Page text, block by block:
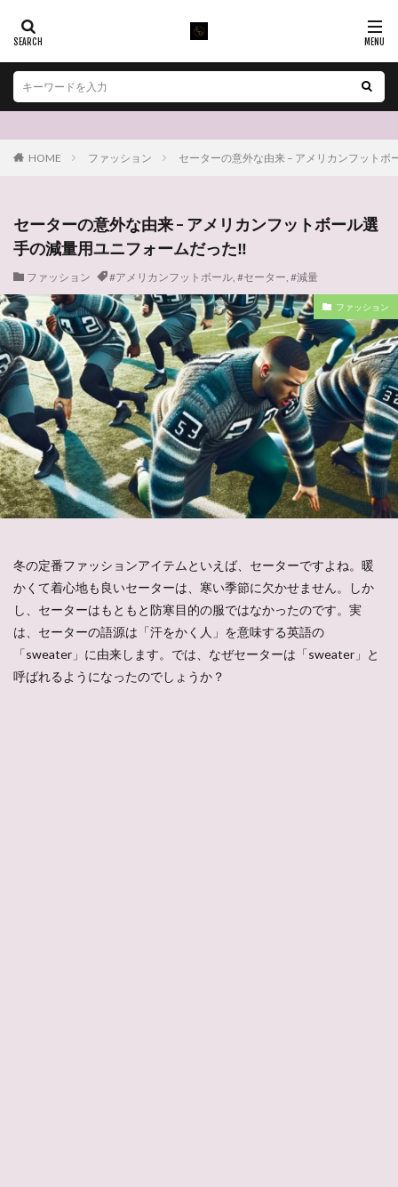
HOME ファッション セーターの意外な由来 – アメリカンフット
セーターの意外な由来 – アメリカンフットボール選
手の減量用ユニフォームだった‼️
ファッション #アメリカンフットボール, #セーター, #減量
ファッション
冬の定番ファッションアイテムといえば、セーターですよね。暖
かくて着心地も良いセーターは、寒い季節に欠かせません。しか
し、セーターはもともと防寒目的の服ではなかったのです。実
は、セーターの語源は「汗をかく人」を意味する英語の
「sweater」に由来します。では、なぜセーターは「sweater」と
呼ばれるようになったのでしょうか？